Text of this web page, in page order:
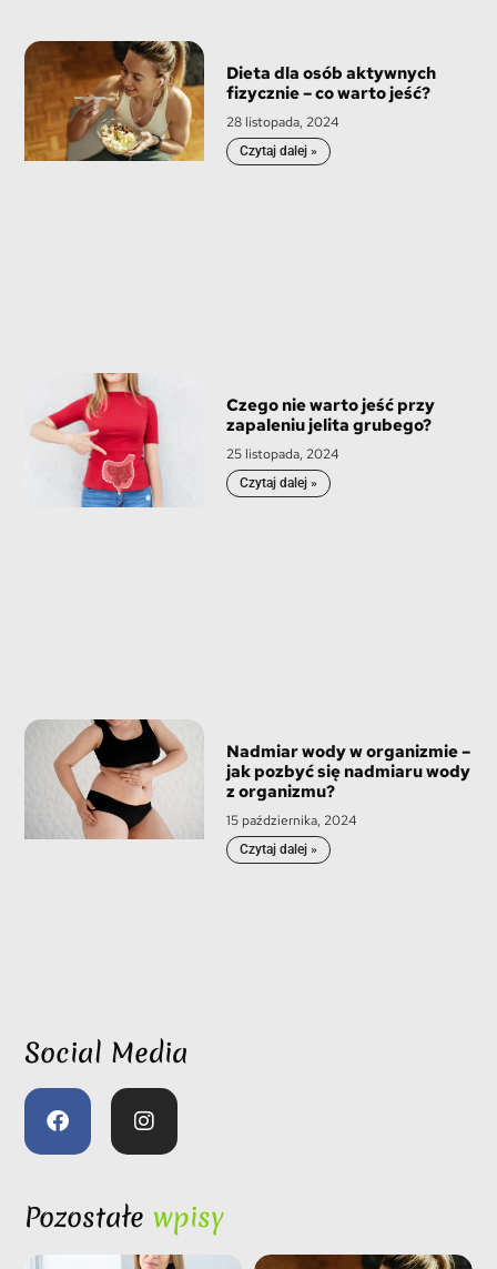
Dieta dla osób aktywnych
fizycznie – co warto jeść?
28 listopada, 2024
Czytaj dalej »
Czego nie warto jeść przy
zapaleniu jelita grubego?
25 listopada, 2024
Czytaj dalej »
Nadmiar wody w organizmie –
jak pozbyć się nadmiaru wody
z organizmu?
15 października, 2024
Czytaj dalej »
Social Media
Pozostałe wpisy